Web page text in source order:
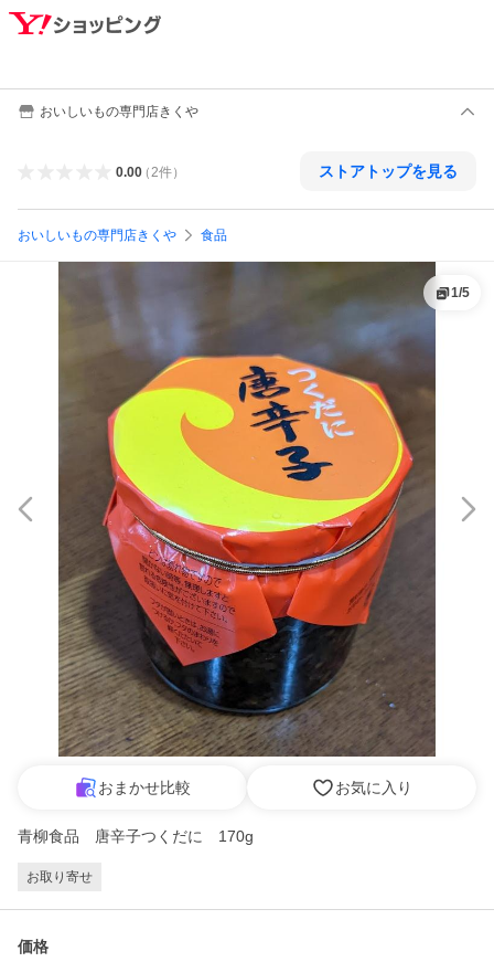
おいしいもの専門店きくや
0.00（ 2件） ストアトップを見る
おいしいもの専門店きくや 食品
1/5
おまかせ比較 お気に入り
青柳食品 唐辛子つくだに 170g
お取り寄せ
価格